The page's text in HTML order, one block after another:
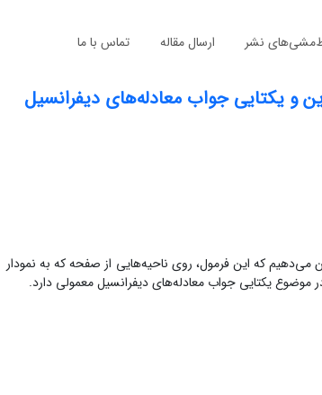
نشر ارسال مقاله تماس با ما
و یکتایی جواب معادله‌های دیفرانسیل
می‌دهیم که این فرمول، روی ناحیه‌هایی از صفحه که به نمودار
موضوع یکتایی جواب معادله‌های دیفرانسیل معمولی دارد.